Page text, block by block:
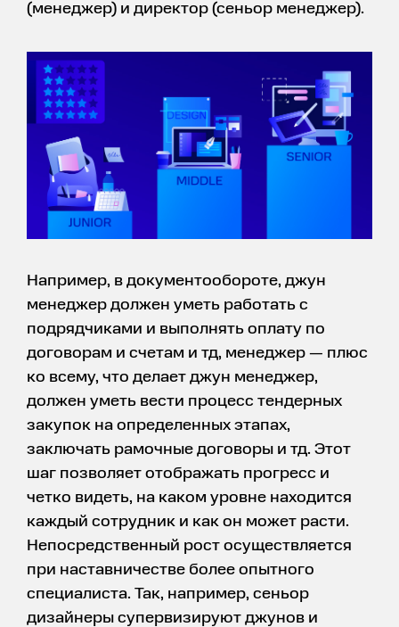
(менеджер) и директор (сеньор менеджер).
Например, в документообороте, джун
менеджер должен уметь работать с
подрядчиками и выполнять оплату по
договорам и счетам и тд, менеджер — плюс
ко всему, что делает джун менеджер,
должен уметь вести процесс тендерных
закупок на определенных этапах,
заключать рамочные договоры и тд. Этот
шаг позволяет отображать прогресс и
четко видеть, на каком уровне находится
каждый сотрудник и как он может расти.
Непосредственный рост осуществляется
при наставничестве более опытного
специалиста. Так, например, сеньор
дизайнеры супервизируют джунов и